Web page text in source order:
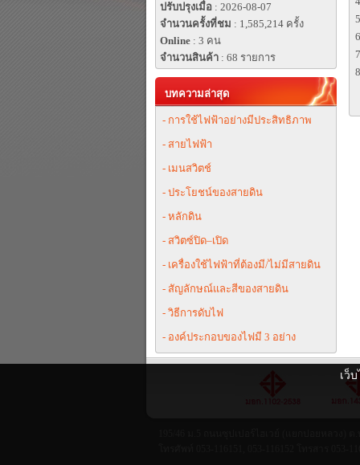
ปรับปรุงเมื่อ : 2026-08-07
จำนวนครั้งที่ชม : 1,585,214 ครั้ง
Online : 3 คน
จำนวนสินค้า : 68 รายการ
บทความล่าสุด
- การใช้ไฟฟ้าอย่างมีประสิทธิภาพ
- สายไฟฟ้า
- เมนสวิตช์
- ประโยชน์ของสายดิน
- หลักดิน
- สวิตซ์ปิด–เปิด
- เครื่องใช้ไฟฟ้าที่ต้องมี/ไม่มีสายดิน
- สัญลักษณ์และสีของสายดิน
- วิธีการดับไฟ
- องค์ประกอบของไฟมี 3 อย่าง
เว็